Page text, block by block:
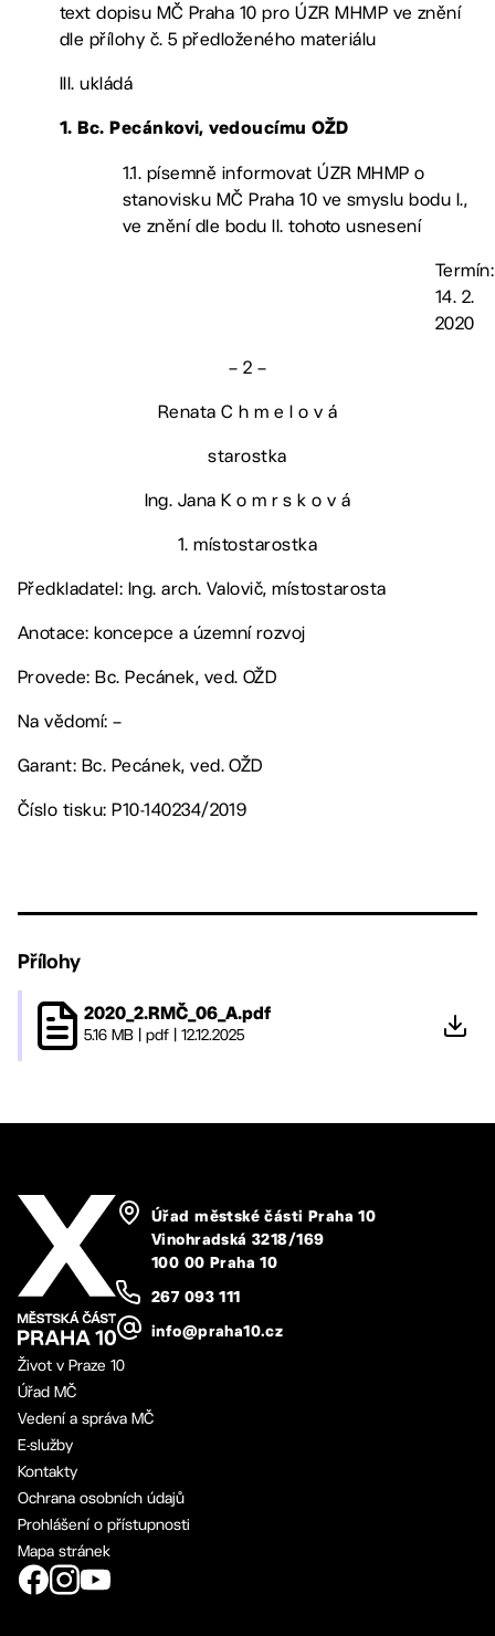
text dopisu MČ Praha 10 pro ÚZR MHMP ve znění
dle přílohy č. 5 předloženého materiálu
III. ukládá
1. Bc. Pecánkovi, vedoucímu OŽD
1.1. písemně informovat ÚZR MHMP o
stanovisku MČ Praha 10 ve smyslu bodu I.,
ve znění dle bodu II. tohoto usnesení
Termín:
14. 2.
2020
– 2 –
Renata C h m e l o v á
starostka
Ing. Jana K o m r s k o v á
1. místostarostka
Předkladatel: Ing. arch. Valovič, místostarosta
Anotace: koncepce a územní rozvoj
Provede: Bc. Pecánek, ved. OŽD
Na vědomí: –
Garant: Bc. Pecánek, ved. OŽD
Číslo tisku: P10-140234/2019
Přílohy
2020_2.RMČ_06_A.pdf
5.16 MB pdf 12.12.2025
Úřad městské části Praha 10
Vinohradská 3218/169
100 00 Praha 10
267 093 111
info@praha10.cz
Život v Praze 10
Úřad MČ
Vedení a správa MČ
E-služby
Kontakty
Ochrana osobních údajů
Prohlášení o přístupnosti
Mapa stránek